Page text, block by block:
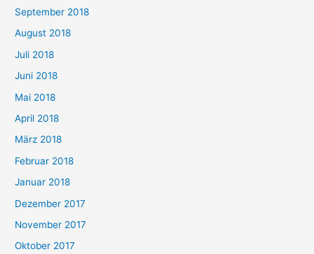
September 2018
August 2018
Juli 2018
Juni 2018
Mai 2018
April 2018
März 2018
Februar 2018
Januar 2018
Dezember 2017
November 2017
Oktober 2017